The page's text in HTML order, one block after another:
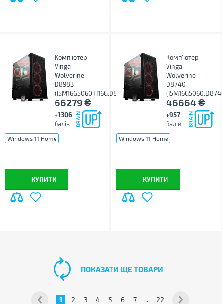
Комп'ютер
Vinga
Wolverine
D8983
(I5M16G5060TI16G.D8983)
66279₴
+1306
балів
Windows 11 Home
КУПИТИ
Комп'ютер
Vinga
Wolverine
D8740
46664₴
+957
балів
Windows 11 Home
КУПИТИ
1 2 3 4 5 6 7 ... 22
ПОКАЗАТИ ЩЕ ТОВАРИ